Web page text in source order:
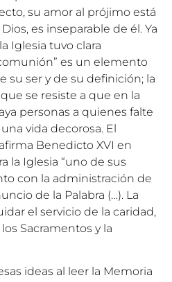
su amor al prójimo está
es inseparable de él. Ya
Iglesia tuvo clara
es un elemento
su ser y de su definición; la
se resiste a que en la
personas a quienes falte
vida decorosa. El
Benedicto XVI en
la Iglesia “uno de sus
con la administración de
de la Palabra (…). La
el servicio de la caridad,
Sacramentos y la
ideas al leer la Memoria